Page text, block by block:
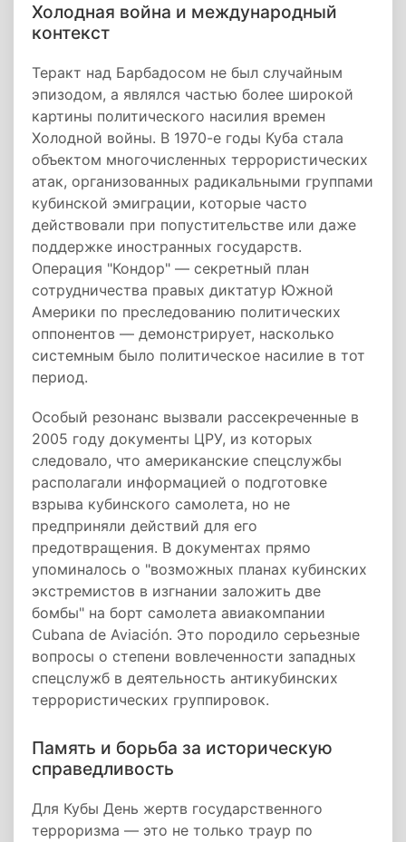
Холодная война и международный
контекст
Теракт над Барбадосом не был случайным
эпизодом, а являлся частью более широкой
картины политического насилия времен
Холодной войны. В 1970-е годы Куба стала
объектом многочисленных террористических
атак, организованных радикальными группами
кубинской эмиграции, которые часто
действовали при попустительстве или даже
поддержке иностранных государств.
Операция "Кондор" — секретный план
сотрудничества правых диктатур Южной
Америки по преследованию политических
оппонентов — демонстрирует, насколько
системным было политическое насилие в тот
период.
Особый резонанс вызвали рассекреченные в
2005 году документы ЦРУ, из которых
следовало, что американские спецслужбы
располагали информацией о подготовке
взрыва кубинского самолета, но не
предприняли действий для его
предотвращения. В документах прямо
упоминалось о "возможных планах кубинских
экстремистов в изгнании заложить две
бомбы" на борт самолета авиакомпании
Cubana de Aviación. Это породило серьезные
вопросы о степени вовлеченности западных
спецслужб в деятельность антикубинских
террористических группировок.
Память и борьба за историческую
справедливость
Для Кубы День жертв государственного
терроризма — это не только траур по